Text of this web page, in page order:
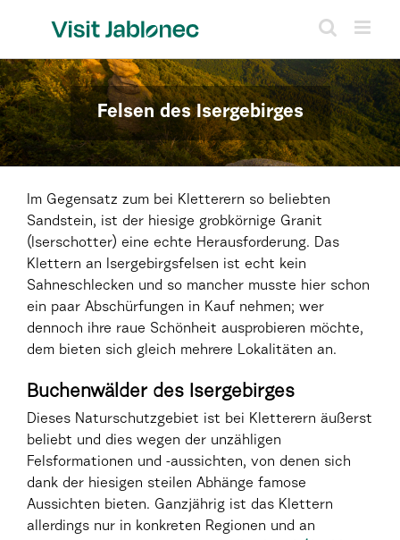
Felsen des Isergebirges
Im Gegensatz zum bei Kletterern so beliebten
Sandstein, ist der hiesige grobkörnige Granit
(Iserschotter) eine echte Herausforderung. Das
Klettern an Isergebirgsfelsen ist echt kein
Sahneschlecken und so mancher musste hier schon
ein paar Abschürfungen in Kauf nehmen; wer
dennoch ihre raue Schönheit ausprobieren möchte,
dem bieten sich gleich mehrere Lokalitäten an.
Buchenwälder des Isergebirges
Dieses Naturschutzgebiet ist bei Kletterern äußerst
beliebt und dies wegen der unzähligen
Felsformationen und -aussichten, von denen sich
dank der hiesigen steilen Abhänge famose
Aussichten bieten. Ganzjährig ist das Klettern
allerdings nur in konkreten Regionen und an